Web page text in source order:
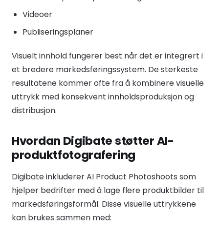
Videoer
Publiseringsplaner
Visuelt innhold fungerer best når det er integrert i
et bredere markedsføringssystem. De sterkeste
resultatene kommer ofte fra å kombinere visuelle
uttrykk med konsekvent innholdsproduksjon og
distribusjon.
Hvordan Digibate støtter AI-
produktfotografering
Digibate inkluderer AI Product Photoshoots som
hjelper bedrifter med å lage flere produktbilder til
markedsføringsformål. Disse visuelle uttrykkene
kan brukes sammen med: